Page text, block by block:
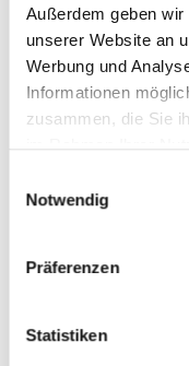
Außerdem geben
unserer Website an
Werbung und
Informationen
zusammen, die Sie
Notwendig
Präferenzen
Statistiken
Zwei uralte
In den